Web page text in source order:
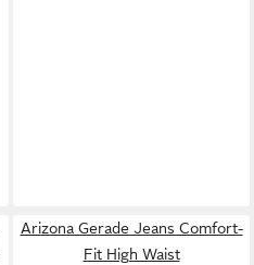
Arizona Gerade Jeans Comfort-
Fit High Waist